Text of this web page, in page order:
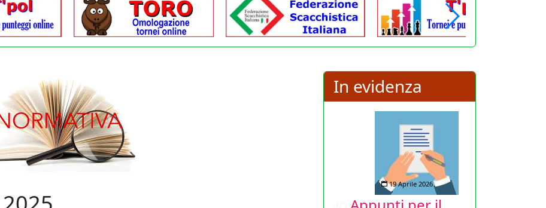
In evidenza
19 Aprile 2026